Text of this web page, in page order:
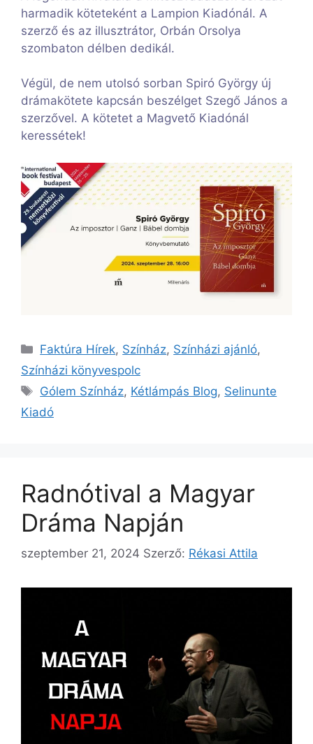
harmadik köteteként a Lampion Kiadónál. A
szerző és az illusztrátor, Orbán Orsolya
szombaton délben dedikál.
Végül, de nem utolsó sorban Spiró György új
drámakötete kapcsán beszélget Szegő János a
szerzővel. A kötetet a Magvető Kiadónál
keressétek!
Kategória
Faktúra Hírek, Színház, Színházi ajánló,
Színházi könyvespolc
Címkék
Gólem Színház, Kétlámpás Blog, Selinunte
Kiadó
Radnótival a Magyar
Dráma Napján
szeptember 21, 2024 Szerző: Rékasi Attila